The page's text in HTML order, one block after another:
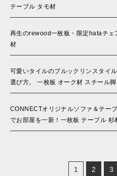
テーブル タモ材
再生のrewood一枚板・限定hataチェ
材
可愛いタイルのブルックリンスタイ
選び方。 一枚板 オーク材 スチール脚
CONNECTオリジナルソファ＆テー
でお部屋を一新！一枚板 テーブル 杉
1 2 3